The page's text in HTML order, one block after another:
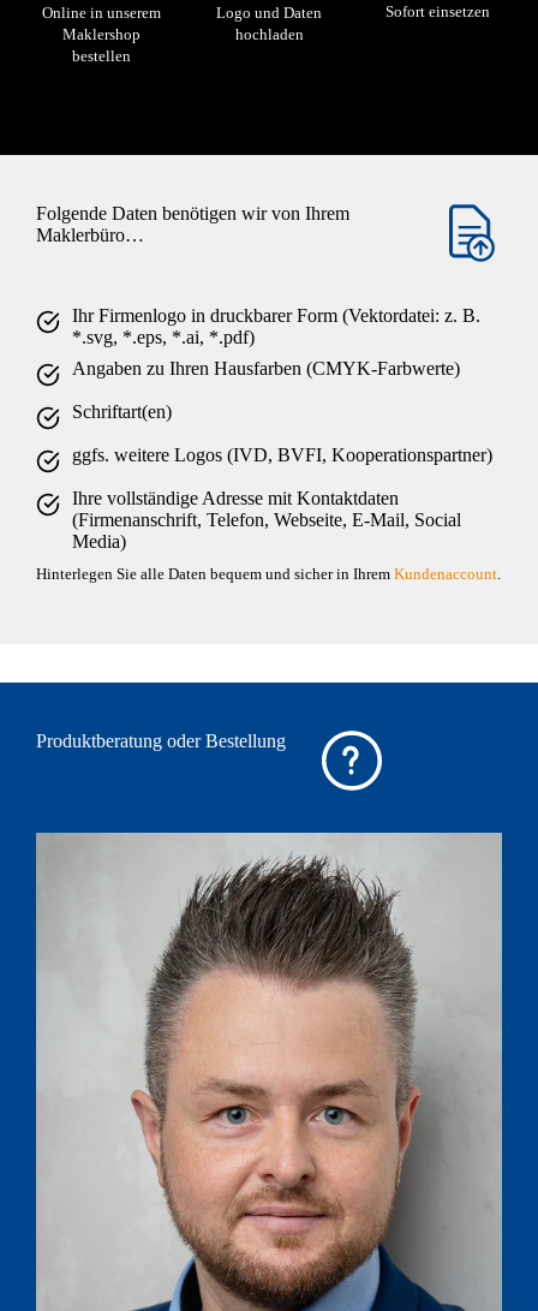
Online in unserem
Maklershop
bestellen
Logo und Daten
hochladen
Sofort einsetzen
Folgende Daten benötigen wir von Ihrem
Maklerbüro…
Ihr Firmenlogo in druckbarer Form (Vektordatei: z. B.
*.svg, *.eps, *.ai, *.pdf)
Angaben zu Ihren Hausfarben (CMYK-Farbwerte)
Schriftart(en)
ggfs. weitere Logos (IVD, BVFI, Kooperationspartner)
Ihre vollständige Adresse mit Kontaktdaten
(Firmenanschrift, Telefon, Webseite, E-Mail, Social
Media)
Hinterlegen Sie alle Daten bequem und sicher in Ihrem Kundenaccount.
Produktberatung oder Bestellung